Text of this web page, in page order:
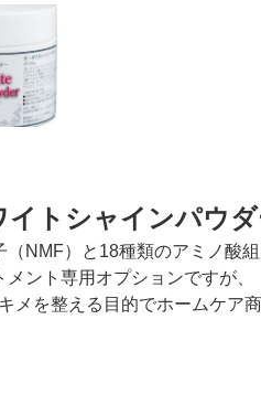
イトシャインパウ
（NMF）と18種類のアミノ酸
メント専用オプションですが、
メを整える目的でホームケア